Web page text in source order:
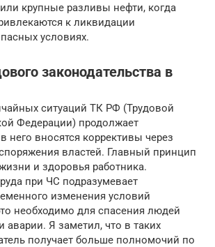
крупные разливы нефти, когда
к ликвидации
условиях.
законодательства в
ситуаций ТК РФ (Трудовой
Федерации) продолжает
него вносятся коррективы через
властей. Главный принцип
и здоровья работника.
при ЧС подразумевает
изменения условий
необходимо для спасения людей
аварии. Я заметил, что в таких
получает больше полномочий по